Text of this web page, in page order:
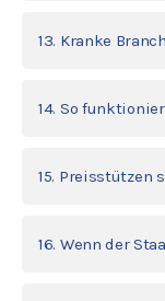
13. Kranke
14. So
15. Preisstützen
16. Wenn der